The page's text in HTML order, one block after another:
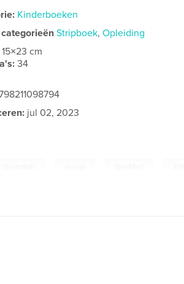
Kinderboeken
Stripboek,Opleiding
15×23 cm
34
jul 02, 2023